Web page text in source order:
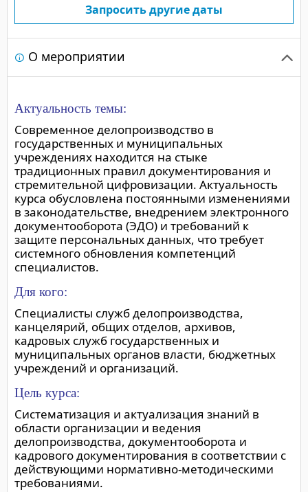
Запросить другие даты
О мероприятии
Актуальность темы:
Современное делопроизводство в
государственных и муниципальных
учреждениях находится на стыке
традиционных правил документирования и
стремительной цифровизации. Актуальность
курса обусловлена постоянными изменениями
в законодательстве, внедрением электронного
документооборота (ЭДО) и требований к
защите персональных данных, что требует
системного обновления компетенций
специалистов.
Для кого:
Специалисты служб делопроизводства,
канцелярий, общих отделов, архивов,
кадровых служб государственных и
муниципальных органов власти, бюджетных
учреждений и организаций.
Цель курса:
Систематизация и актуализация знаний в
области организации и ведения
делопроизводства, документооборота и
кадрового документирования в соответствии с
действующими нормативно-методическими
требованиями.